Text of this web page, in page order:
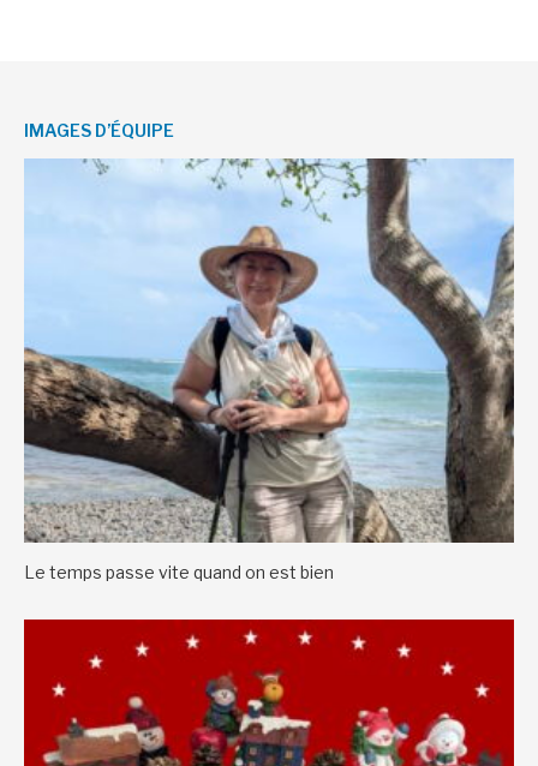
IMAGES D’ÉQUIPE
Le temps passe vite quand on est bien